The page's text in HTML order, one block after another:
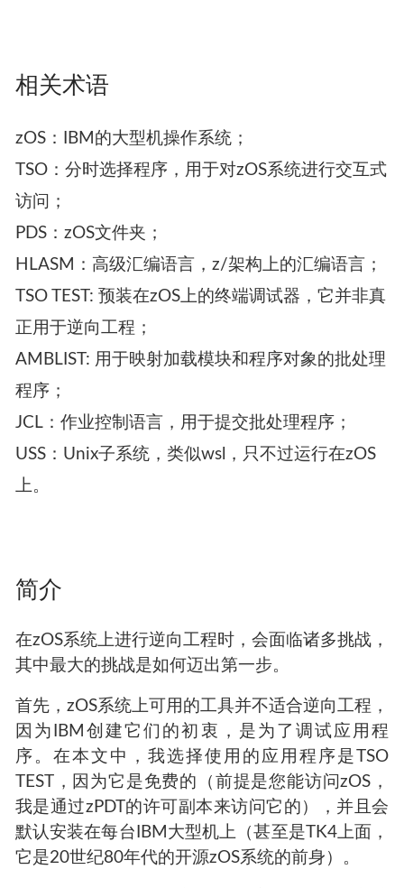
相关术语
zOS：IBM的大型机操作系统；
TSO：分时选择程序，用于对zOS系统进行交互式
访问；
PDS：zOS文件夹；
HLASM：高级汇编语言，z/架构上的汇编语言；
TSO TEST: 预装在zOS上的终端调试器，它并非真
正用于逆向工程；
AMBLIST: 用于映射加载模块和程序对象的批处理
程序；
JCL：作业控制语言，用于提交批处理程序；
USS：Unix子系统，类似wsl，只不过运行在zOS
上。
简介
在zOS系统上进行逆向工程时，会面临诸多挑战，
其中最大的挑战是如何迈出第一步。
首先，zOS系统上可用的工具并不适合逆向工程，
因为IBM创建它们的初衷，是为了调试应用程
序。在本文中，我选择使用的应用程序是TSO
TEST，因为它是免费的（前提是您能访问zOS，
我是通过zPDT的许可副本来访问它的），并且会
默认安装在每台IBM大型机上（甚至是TK4上面，
它是20世纪80年代的开源zOS系统的前身）。